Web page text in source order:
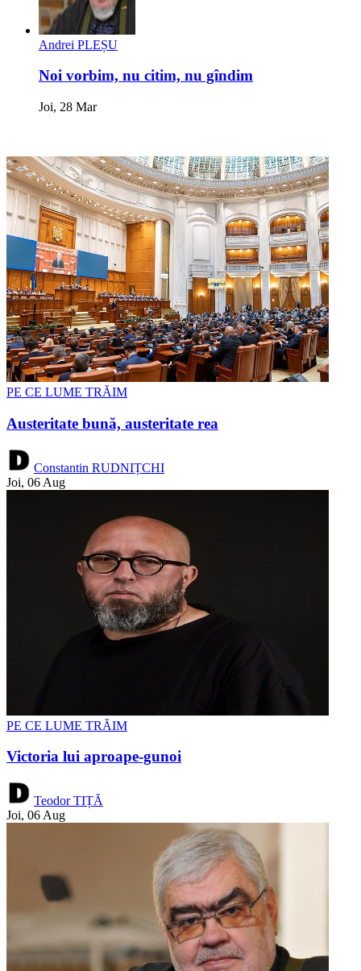
Andrei PLEȘU
Noi vorbim, nu citim, nu gîndim
Joi, 28 Mar
PE CE LUME TRĂIM
Austeritate bună, austeritate rea
Constantin RUDNIȚCHI
Joi, 06 Aug
PE CE LUME TRĂIM
Victoria lui aproape-gunoi
Teodor TIȚĂ
Joi, 06 Aug